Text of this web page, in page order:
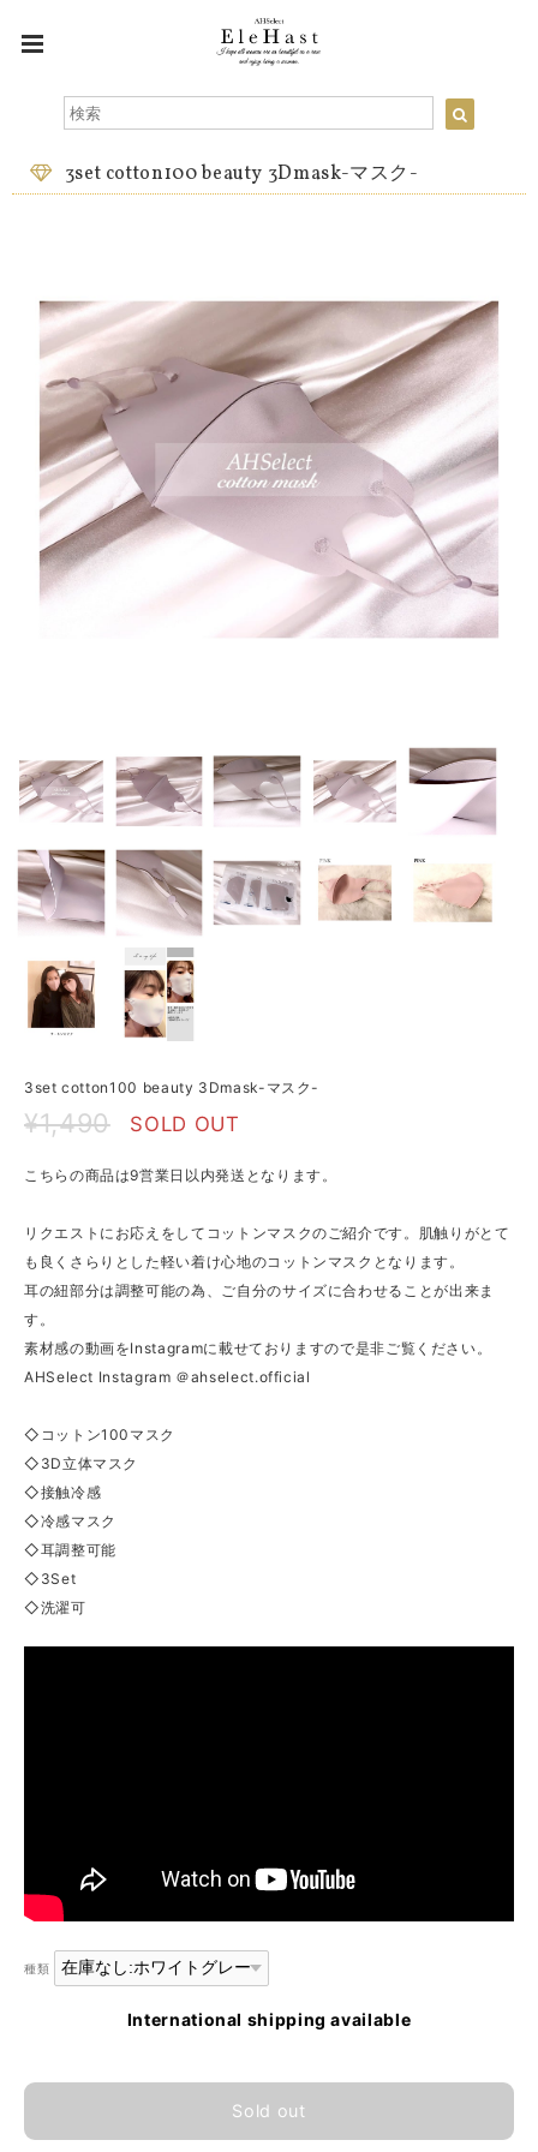
3set cotton100 beauty 3Dmask-マスク-
3set cotton100 beauty 3Dmask-マスク-
¥1,490 SOLD OUT
こちらの商品は9営業日以内発送となります。
リクエストにお応えをしてコットンマスクのご紹介です。肌触りがとて
も良くさらりとした軽い着け心地のコットンマスクとなります。
耳の紐部分は調整可能の為、ご自分のサイズに合わせることが出来ま
す。
素材感の動画をInstagramに載せておりますので是非ご覧ください。
AHSelect Instagram ＠ahselect.official
◇コットン100マスク
◇3D立体マスク
◇接触冷感
◇冷感マスク
◇耳調整可能
◇3Set
◇洗濯可
種類
International shipping available
Sold out